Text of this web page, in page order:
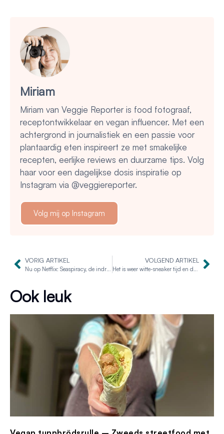
Miriam
Miriam van Veggie Reporter is food fotograaf,
receptontwikkelaar en vegan influencer. Met een
achtergrond in journalistiek en een passie voor
plantaardig eten inspireert ze met smakelijke
recepten, eerlijke reviews en duurzame tips. Volg
haar voor een dagelijkse dosis inspiratie op
Instagram via @veggiereporter.
Volg mij op Instagram
VORIG ARTIKEL VOLGEND ARTIKEL
Ook leuk